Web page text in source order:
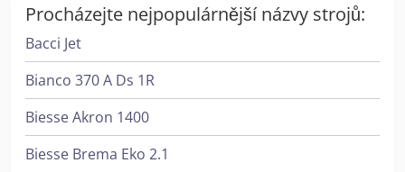
Procházejte nejpopulárnější názvy strojů:
Bacci Jet
Bianco 370 A Ds 1R
Biesse Akron 1400
Biesse Brema Eko 2.1